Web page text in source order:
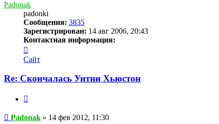
Padonak
padonki
Сообщения: 3835
Зарегистрирован: 14 авг 2006, 20:43
Контактная информация:
информация
пользователя
Сайт
Re: Скончалась Уитни Хьюстон
Сообщение
Padonak » 14 фев 2012, 11:30